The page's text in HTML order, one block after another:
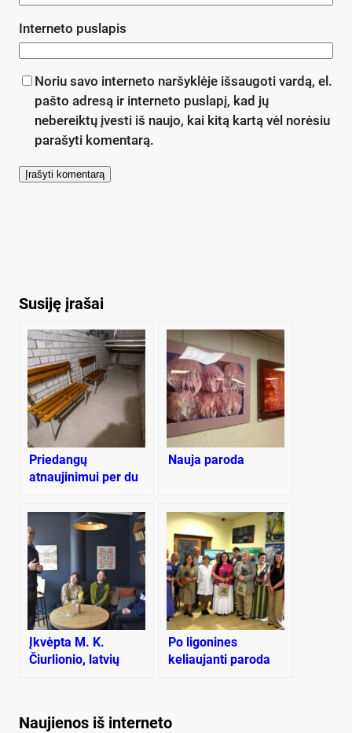
Interneto puslapis
Noriu savo interneto naršyklėje išsaugoti vardą, el.
pašto adresą ir interneto puslapį, kad jų
nebereiktų įvesti iš naujo, kai kitą kartą vėl norėsiu
parašyti komentarą.
Susiję įrašai
Priedangų
atnaujinimui per du
milijonai: paramos
kol kas negavo
Kaunas, Palanga,
Joniškis, Rietavas
Nauja paroda
Įkvėpta M. K.
Čiurlionio, latvių
Po ligonines
keliaujanti paroda
Naujienos iš interneto